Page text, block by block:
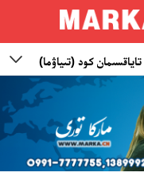
 تاياقسىمان كود (تىياۋما)